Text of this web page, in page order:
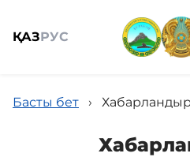
ҚАЗРУС
Басты бет ›